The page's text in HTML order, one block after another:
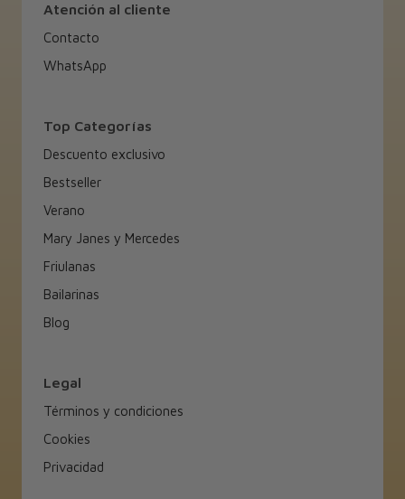
Atención al cliente
Contacto
WhatsApp
Top Categorías
Descuento exclusivo
Bestseller
Verano
Mary Janes y Mercedes
Friulanas
Bailarinas
Blog
Legal
Términos y condiciones
Cookies
Privacidad